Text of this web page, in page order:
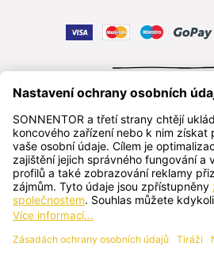
čeština
SONNENTOR
Příhon 943, 696 15 Čejkovice,
+420 518 362 687